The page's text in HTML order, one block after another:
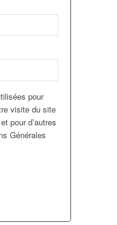
pour
visite du site
pour d’autres
Générales